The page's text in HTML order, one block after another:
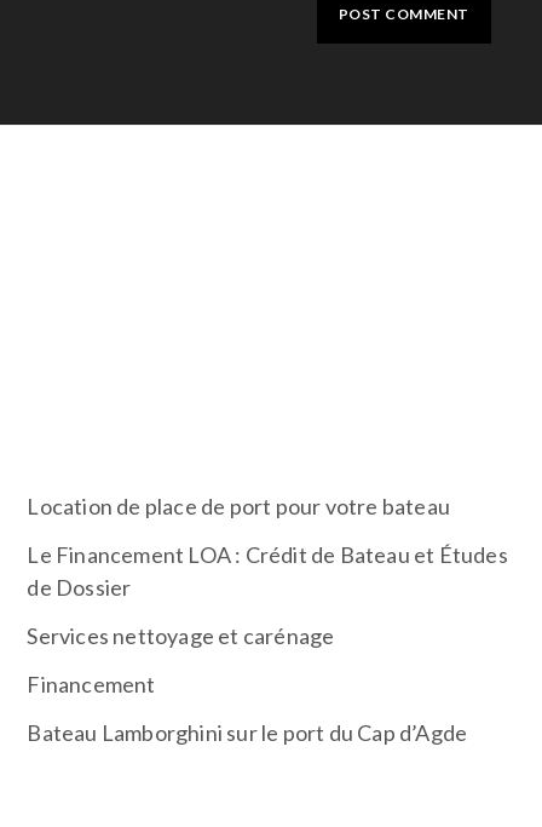
Location de place de port pour votre bateau
Le Financement LOA : Crédit de Bateau et Études
de Dossier
Services nettoyage et carénage
Financement
Bateau Lamborghini sur le port du Cap d’Agde